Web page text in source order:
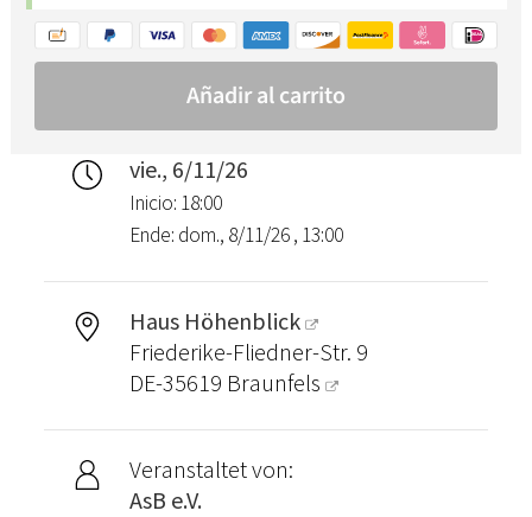
vie., 6/11/26
Inicio: 18:00
Ende: dom., 8/11/26 , 13:00
Haus Höhenblick
Friederike-Fliedner-Str. 9
DE-35619 Braunfels
Veranstaltet von:
AsB e.V.